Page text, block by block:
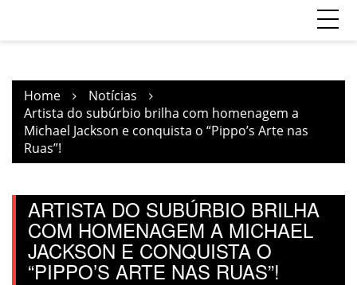
Home
Notícias
Artista do subúrbio brilha com homenagem a
Michael Jackson e conquista o “Pippo’s Arte nas
Ruas”!
ARTISTA DO SUBÚRBIO BRILHA
COM HOMENAGEM A MICHAEL
JACKSON E CONQUISTA O
“PIPPO’S ARTE NAS RUAS”!